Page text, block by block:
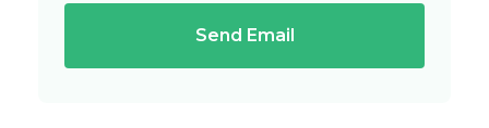
Send Email